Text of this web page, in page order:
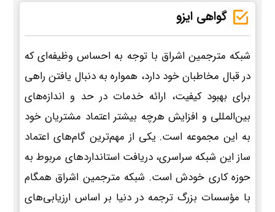
گواهی ایزو
شبکه مترجمین اشراق با توجه به احساس وظیفه‌ای که
در قبال مخاطبان خود دارد، همواره به دنبال یافتن راهی
برای بهبود کیفیت، ارائه خدمات در حد و اندازه‌های
بین‌المللی و افزایش هرچه بیشتر اعتماد مشتریان خود
به این مجموعه است. یکی از مهم‌ترین گام‌های اعتماد
ساز این شبکه سراسری، دریافت استانداردهای مربوط به
حوزه کاری خودش است. شبکه مترجمین اشراق همگام
با مؤسسات بزرگ ترجمه در دنیا بر اساس ارزیابی‌های